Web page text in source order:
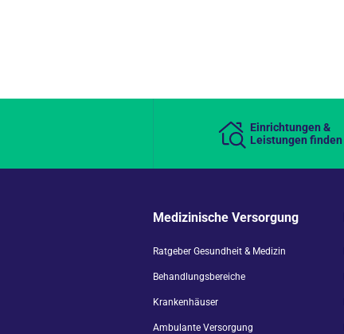
Einrichtungen &
Leistungen finden
Medizinische Versorgung
Ratgeber Gesundheit & Medizin
Behandlungsbereiche
Krankenhäuser
Ambulante Versorgung